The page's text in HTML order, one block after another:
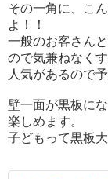
その一角に、こ
よ！！
一般のお客さん
ので気兼ねなくす
人気があるので
壁一面が黒板に
楽しめます。
子どもって黒板